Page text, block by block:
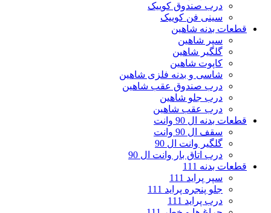
درب صندوق کوییک
سینی فن کوییک
قطعات بدنه شاهین
سپر شاهین
گلگیر شاهین
کاپوت شاهین
شاسی و بدنه فلزی شاهین
درب صندوق عقب شاهین
درب جلو شاهین
درب عقب شاهین
قطعات بدنه ال 90 وانت
سقف ال 90 وانت
گلگیر وانت ال 90
درب اتاق بار وانت ال 90
قطعات بدنه 111
سپر پراید 111
جلو پنجره پراید 111
درب پراید 111